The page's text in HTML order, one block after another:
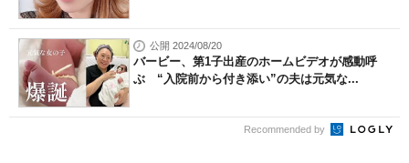
公開 2024/08/20
バービー、第1子出産のホームビデオが感動呼
ぶ “入院前から付き添い”の夫は元気な...
Recommended by